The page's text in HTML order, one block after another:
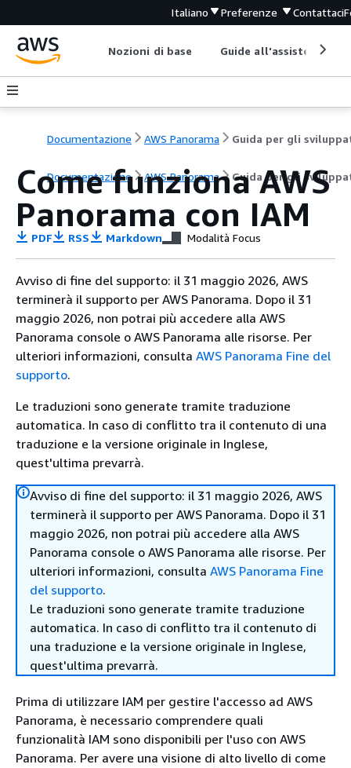
Italiano Preferenze Contattaci
Nozioni di base Guide all'assistenza
Documentazione AWS Panorama
Documentazione AWS Panorama Guida per gli
Come funziona AWS
Panorama con IAM
PDF RSS Markdown Modalità Focus
Avviso di fine del supporto: il 31 maggio 2026, AWS
terminerà il supporto per AWS Panorama. Dopo il 31
maggio 2026, non potrai più accedere alla AWS
Panorama console o AWS Panorama alle risorse. Per
ulteriori informazioni, consulta AWS Panorama Fine del
supporto.
Le traduzioni sono generate tramite traduzione
automatica. In caso di conflitto tra il contenuto di una
traduzione e la versione originale in Inglese,
quest'ultima prevarrà.
Avviso di fine del supporto: il 31 maggio 2026, AWS
terminerà il supporto per AWS Panorama. Dopo il 31
maggio 2026, non potrai più accedere alla AWS
Panorama console o AWS Panorama alle risorse. Per
ulteriori informazioni, consulta AWS Panorama Fine
del supporto.
Le traduzioni sono generate tramite traduzione
automatica. In caso di conflitto tra il contenuto di
una traduzione e la versione originale in Inglese,
quest'ultima prevarrà.
Prima di utilizzare IAM per gestire l'accesso ad AWS
Panorama, è necessario comprendere quali
funzionalità IAM sono disponibili per l'uso con AWS
Panorama. Per avere una visione di alto livello di come